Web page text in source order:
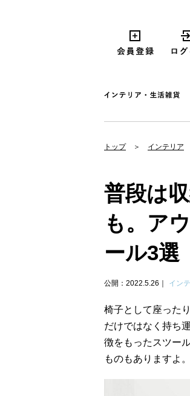
トップ インテリア
普段は
も。ア
ール3選
公開：2022.5.26 イン
椅子として座った
だけではなく持ち
徴をもったスツー
ものもありますよ。